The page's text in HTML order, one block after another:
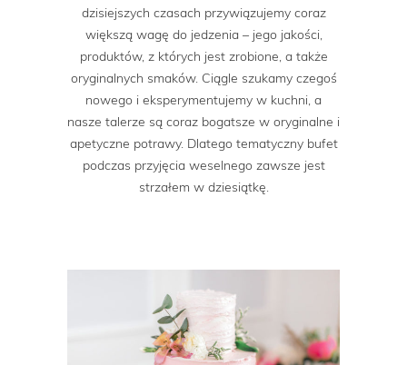
dzisiejszych czasach przywiązujemy coraz
większą wagę do jedzenia – jego jakości,
produktów, z których jest zrobione, a także
oryginalnych smaków. Ciągle szukamy czegoś
nowego i eksperymentujemy w kuchni, a
nasze talerze są coraz bogatsze w oryginalne i
apetyczne potrawy. Dlatego tematyczny bufet
podczas przyjęcia weselnego zawsze jest
strzałem w dziesiątkę.